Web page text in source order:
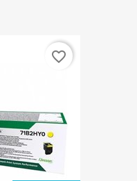
favorite_border